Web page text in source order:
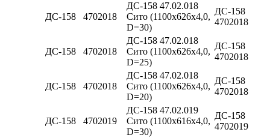
ДС-158 4702018
ДС-158 47.02.018
Сито (1100х626х4,0,
D=30)
ДС-158
4702018
ДС-158 4702018
ДС-158 47.02.018
Сито (1100х626х4,0,
D=25)
ДС-158
4702018
ДС-158 4702018
ДС-158 47.02.018
Сито (1100х626х4,0,
D=20)
ДС-158
4702018
ДС-158 4702019
ДС-158 47.02.019
Сито (1100х616х4,0,
D=30)
ДС-158
4702019